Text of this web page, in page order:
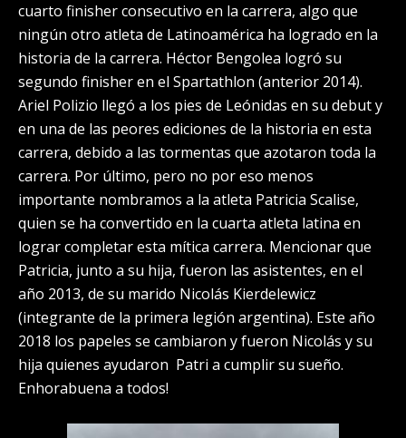
cuarto finisher consecutivo en la carrera, algo que
ningún otro atleta de Latinoamérica ha logrado en la
historia de la carrera. Héctor Bengolea logró su
segundo finisher en el Spartathlon (anterior 2014).
Ariel Polizio llegó a los pies de Leónidas en su debut y
en una de las peores ediciones de la historia en esta
carrera, debido a las tormentas que azotaron toda la
carrera. Por último, pero no por eso menos
importante nombramos a la atleta Patricia Scalise,
quien se ha convertido en la cuarta atleta latina en
lograr completar esta mítica carrera. Mencionar que
Patricia, junto a su hija, fueron las asistentes, en el
año 2013, de su marido Nicolás Kierdelewicz
(integrante de la primera legión argentina). Este año
2018 los papeles se cambiaron y fueron Nicolás y su
hija quienes ayudaron Patri a cumplir su sueño.
Enhorabuena a todos!